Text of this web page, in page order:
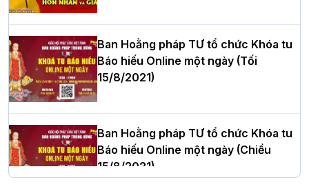
cử Trưởng BTS GHPGVN thành phố Hải
Phòng nhiệm kỳ 2026 – 2031
Thượng tọa Thích Tâm Chính được suy
cử tân Trưởng ban Trị sự GHPGVN tỉnh
Hà Nội: Tăng Ni Trường hạ Bồ Đề trang
Ban Hoằng pháp TƯ tổ chức Khóa tu
Báo hiếu Online một ngày (Tối
15/8/2021)
Ban Hoằng pháp TƯ tổ chức Khóa tu
Báo hiếu Online một ngày (Chiều
15/8/2021)